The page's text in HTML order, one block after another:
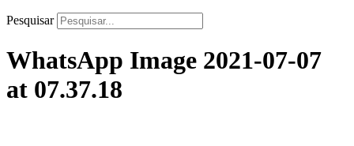
Pesquisar
WhatsApp Image 2021-07-07
at 07.37.18